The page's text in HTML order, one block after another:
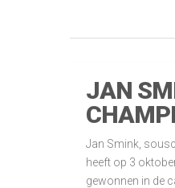
JAN
Jan Smink,
heeft op 3
gewonnen in de